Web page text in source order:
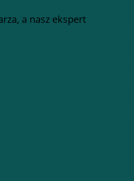
a nasz ekspert